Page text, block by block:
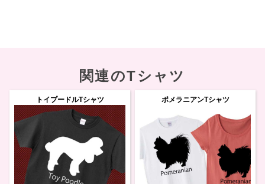
関連のTシャツ
トイプードルTシャツ ポメラニアンTシャツ